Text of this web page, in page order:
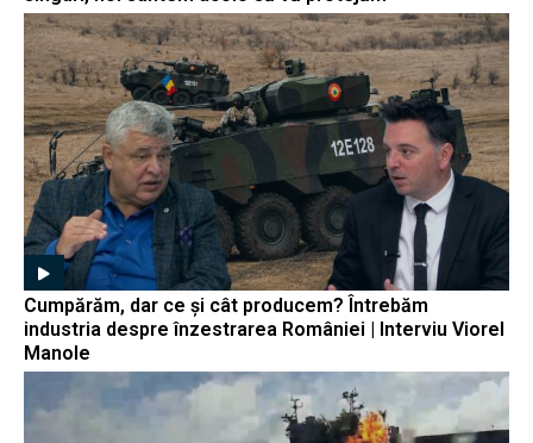
Cumpărăm, dar ce și cât producem? Întrebăm
industria despre înzestrarea României | Interviu Viorel
Manole